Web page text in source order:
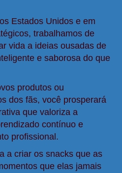
Estados Unidos e em
trabalhamos de
vida a ideias ousadas de
e saborosa do que
produtos ou
dos fãs, você prosperará
que valoriza a
contínuo e
profissional.
a criar os snacks que as
que elas jamais